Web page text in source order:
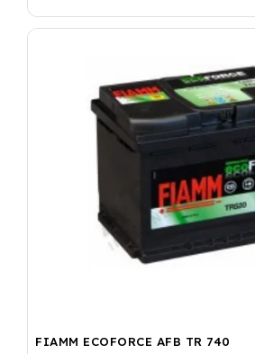
FIAMM ECOFORCE AFB TR 740